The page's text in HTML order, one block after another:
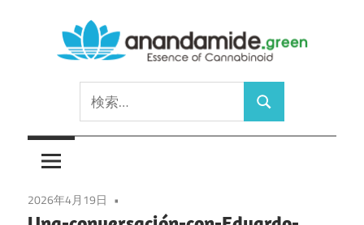
ッ
anandamide.green
Cannabinoid
索:
検
索
2026年4月19日